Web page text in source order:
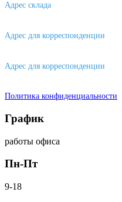
Адрес склада
Адрес для корреспонденции
Адрес для корреспонденции
Политика конфиденциальности
График
работы офиса
Пн-Пт
9-18